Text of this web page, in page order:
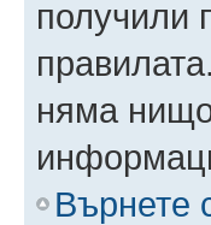
получили
няма
Върнете